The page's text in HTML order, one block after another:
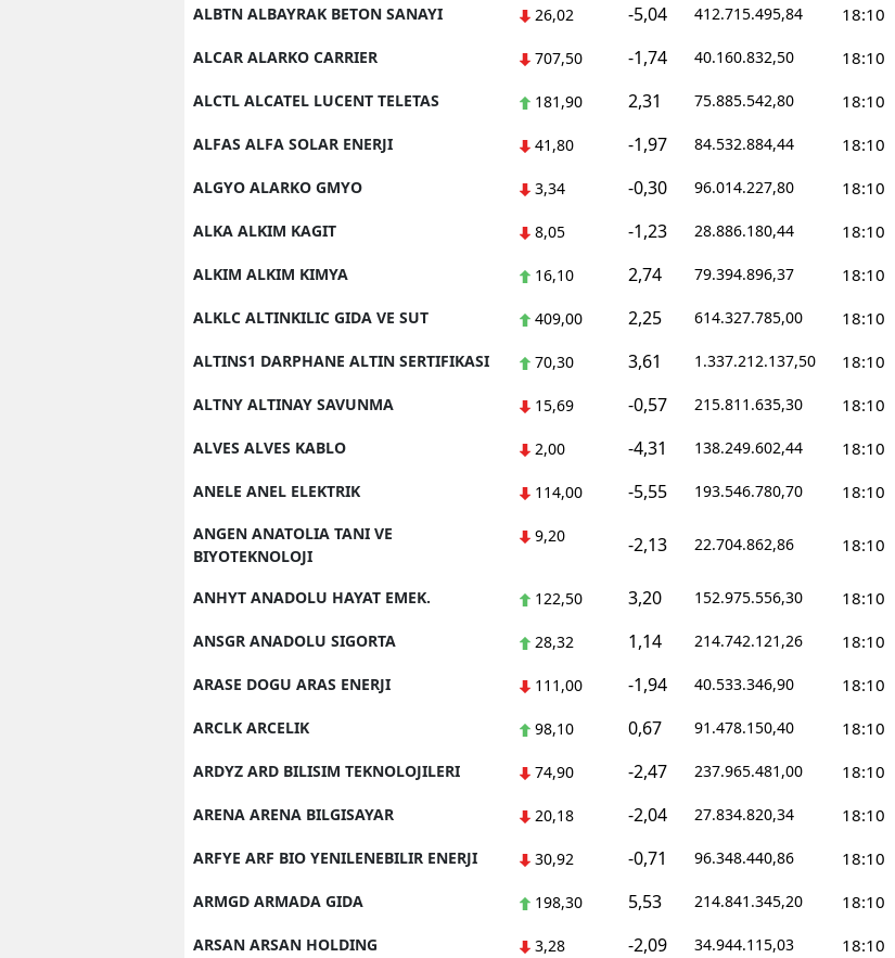
Ordu
Rize
Sakarya
Van
Yozgat
Zonguldak
Aksaray
Bayburt
Karaman
Kırıkkale
Batman
ALBTN ALBAYRAK BETON SANAYI 26,02 -5,04 412.715.495,84 18:10
ALCAR ALARKO CARRIER 707,50 -1,74 40.160.832,50 18:10
ALCTL ALCATEL LUCENT TELETAS 181,90 2,31 75.885.542,80 18:10
ALFAS ALFA SOLAR ENERJI 41,80 -1,97 84.532.884,44 18:10
ALGYO ALARKO GMYO 3,34 -0,30 96.014.227,80 18:10
ALKA ALKIM KAGIT 8,05 -1,23 28.886.180,44 18:10
ALKIM ALKIM KIMYA 16,10 2,74 79.394.896,37 18:10
ALKLC ALTINKILIC GIDA VE SUT 409,00 2,25 614.327.785,00 18:10
ALTINS1 DARPHANE ALTIN SERTIFIKASI 70,30 3,61 1.337.212.137,50 18:10
ALTNY ALTINAY SAVUNMA 15,69 -0,57 215.811.635,30 18:10
ALVES ALVES KABLO 2,00 -4,31 138.249.602,44 18:10
ANELE ANEL ELEKTRIK 114,00 -5,55 193.546.780,70 18:10
ANGEN ANATOLIA TANI VE
BIYOTEKNOLOJI
9,20 -2,13 22.704.862,86 18:10
ANHYT ANADOLU HAYAT EMEK. 122,50 3,20 152.975.556,30 18:10
ANSGR ANADOLU SIGORTA 28,32 1,14 214.742.121,26 18:10
ARASE DOGU ARAS ENERJI 111,00 -1,94 40.533.346,90 18:10
ARCLK ARCELIK 98,10 0,67 91.478.150,40 18:10
ARDYZ ARD BILISIM TEKNOLOJILERI 74,90 -2,47 237.965.481,00 18:10
ARENA ARENA BILGISAYAR 20,18 -2,04 27.834.820,34 18:10
ARFYE ARF BIO YENILENEBILIR ENERJI 30,92 -0,71 96.348.440,86 18:10
ARMGD ARMADA GIDA 198,30 5,53 214.841.345,20 18:10
ARSAN ARSAN HOLDING 3,28 -2,09 34.944.115,03 18:10